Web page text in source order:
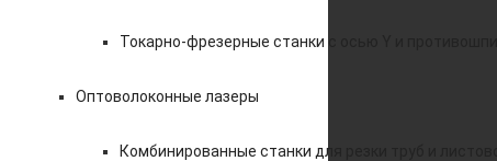
Токарно-фрезерные станки с осью Y и
Оптоволоконные лазеры
Комбинированные станки для резки труб и